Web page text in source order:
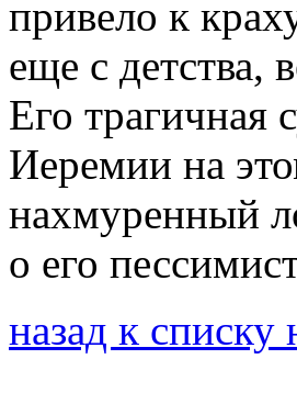
привело к
еще с детства,
Его трагичная
Иеремии на
нахмуренный
о его
назад к списку